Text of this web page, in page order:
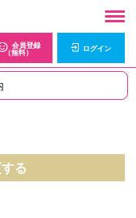
会員登録
（無料）
ログイン
る